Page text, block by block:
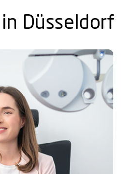
Düsseldorf